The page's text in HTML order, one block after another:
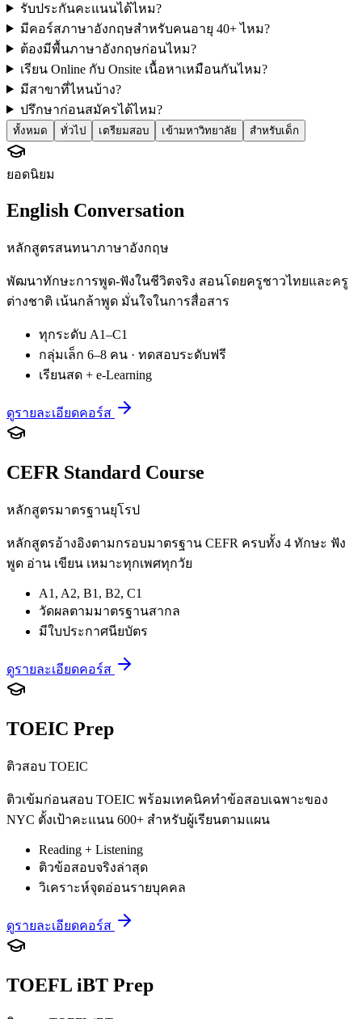
รับประกันคะแนนได้ไหม?
มีคอร์สภาษาอังกฤษสำหรับคนอายุ 40+ ไหม?
ต้องมีพื้นภาษาอังกฤษก่อนไหม?
เรียน Online กับ Onsite เนื้อหาเหมือนกันไหม?
มีสาขาที่ไหนบ้าง?
ปรึกษาก่อนสมัครได้ไหม?
ทั้งหมด ทั่วไป เตรียมสอบ เข้ามหาวิทยาลัย สำหรับเด็ก
ยอดนิยม
English Conversation
หลักสูตรสนทนาภาษาอังกฤษ
พัฒนาทักษะการพูด-ฟังในชีวิตจริง สอนโดยครูชาวไทยและครู
ต่างชาติ เน้นกล้าพูด มั่นใจในการสื่อสาร
ทุกระดับ A1–C1
กลุ่มเล็ก 6–8 คน · ทดสอบระดับฟรี
เรียนสด + e-Learning
ดูรายละเอียดคอร์ส
CEFR Standard Course
หลักสูตรมาตรฐานยุโรป
หลักสูตรอ้างอิงตามกรอบมาตรฐาน CEFR ครบทั้ง 4 ทักษะ ฟัง
พูด อ่าน เขียน เหมาะทุกเพศทุกวัย
A1, A2, B1, B2, C1
วัดผลตามมาตรฐานสากล
มีใบประกาศนียบัตร
ดูรายละเอียดคอร์ส
TOEIC Prep
ติวสอบ TOEIC
ติวเข้มก่อนสอบ TOEIC พร้อมเทคนิคทำข้อสอบเฉพาะของ
NYC ตั้งเป้าคะแนน 600+ สำหรับผู้เรียนตามแผน
Reading + Listening
ติวข้อสอบจริงล่าสุด
วิเคราะห์จุดอ่อนรายบุคคล
ดูรายละเอียดคอร์ส
TOEFL iBT Prep